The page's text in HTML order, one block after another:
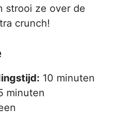
strooi ze over de
crunch!
10 minuten
minuten